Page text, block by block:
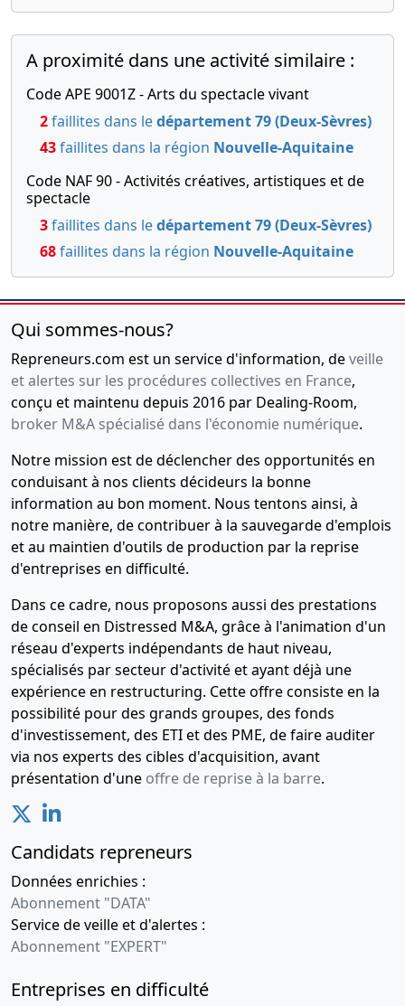
-0001
modification
certifiée
conforme
par le
représentant
légal
A proximité dans une activité similaire :
Code APE 9001Z - Arts du spectacle vivant
2faillites dans ledépartement 79 (Deux-Sèvres)
43faillites dans la région Nouvelle-Aquitaine
Code NAF 90 - Activités créatives, artistiques et de
spectacle
3faillites dans ledépartement 79 (Deux-Sèvres)
68faillites dans la région Nouvelle-Aquitaine
Qui sommes-nous?
Repreneurs.com est un service d'information, deveille
et alertes sur les procédures collectives en France,
conçu et maintenu depuis 2016 par Dealing-Room,
broker M&A spécialisé dans l'économie numérique.
Notre mission est de déclencher des opportunités en
conduisant à nos clients décideurs la bonne
information au bon moment. Nous tentons ainsi, à
notre manière, de contribuer à la sauvegarde d'emplois
et au maintien d'outils de production par la reprise
d'entreprises en difficulté.
Dans ce cadre, nous proposons aussi des prestations
de conseil en Distressed M&A, grâce à l'animation d'un
réseau d'experts indépendants de haut niveau,
spécialisés par secteur d'activité et ayant déjà une
expérience en restructuring. Cette offre consiste en la
possibilité pour des grands groupes, des fonds
d'investissement, des ETI et des PME, de faire auditer
via nos experts des cibles d'acquisition, avant
présentation d'une offre de reprise à la barre.
Candidats repreneurs
Données enrichies :
Abonnement "DATA"
Service de veille et d'alertes :
Abonnement "EXPERT"
Entreprises en difficulté